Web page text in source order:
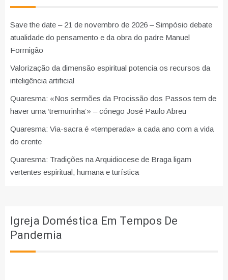
Save the date – 21 de novembro de 2026 – Simpósio debate
atualidade do pensamento e da obra do padre Manuel
Formigão
Valorização da dimensão espiritual potencia os recursos da
inteligência artificial
Quaresma: «Nos sermões da Procissão dos Passos tem de
haver uma ‘tremurinha’» – cónego José Paulo Abreu
Quaresma: Via-sacra é «temperada» a cada ano com a vida
do crente
Quaresma: Tradições na Arquidiocese de Braga ligam
vertentes espiritual, humana e turística
Igreja Doméstica Em Tempos De
Pandemia